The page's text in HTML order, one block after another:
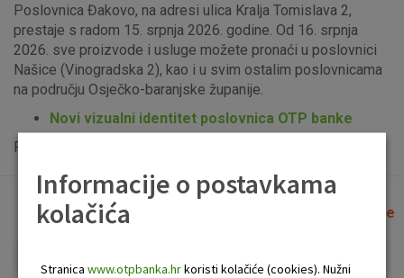
Poslovnica Đakovo, na adresi ulica Kralja Tomislava 2,
prestaje s radom 15. srpnja 2026. godine. Od 16. srpnja
2026. sve proizvode i usluge možete pronaći u poslovnici
Našice (Vinogradska 2), kao i u svim ostalim poslovnicama
na području Osječko-baranjske županije.
Novi vizualni identitet poslovnica OTP banke
Popis uplatno-isplatnih bankomata možete vidjeti
Lista poslovnica i bankomata Očisti filtere
Informacije o postavkama
kolačića
Stranica www.otpbanka.hrkoristi kolačiće (cookies). Nužni